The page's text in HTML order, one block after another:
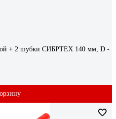
+ 2 шубки СИБРТЕХ 140 мм, D -